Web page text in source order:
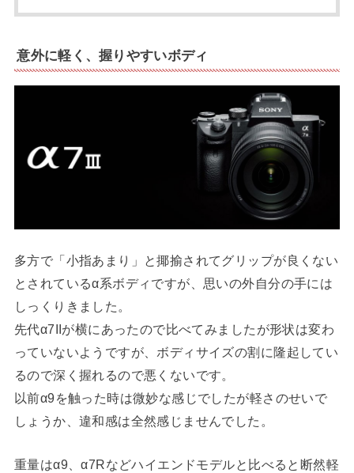
意外に軽く、握りやすいボディ
多方で「小指あまり」と揶揄されてグリップが良くない
とされているα系ボディですが、思いの外自分の手には
しっくりきました。
先代α7IIが横にあったので比べてみましたが形状は変わ
っていないようですが、ボディサイズの割に隆起してい
るので深く握れるので悪くないです。
以前α9を触った時は微妙な感じでしたが軽さのせいで
しょうか、違和感は全然感じませんでした。
重量はα9、α7Rなどハイエンドモデルと比べると断然軽